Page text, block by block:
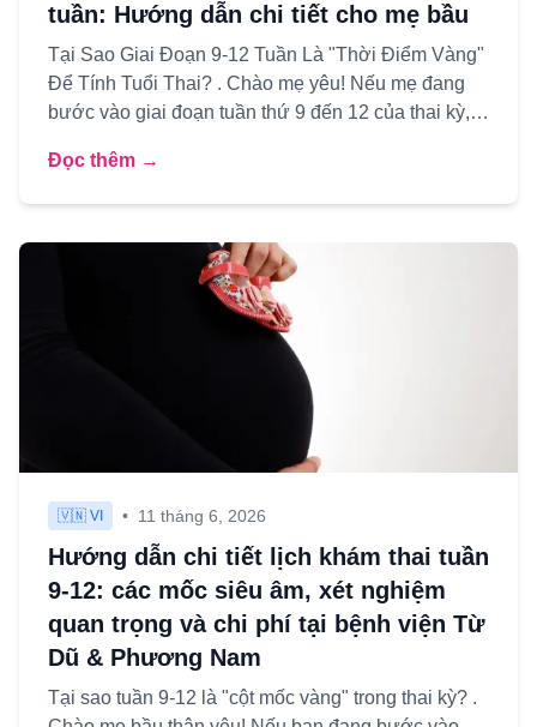
tuần: Hướng dẫn chi tiết cho mẹ bầu
Tại Sao Giai Đoạn 9-12 Tuần Là "Thời Điểm Vàng"
Để Tính Tuổi Thai? . Chào mẹ yêu! Nếu mẹ đang
bước vào giai đoạn tuần thứ 9 đến 12 của thai kỳ,
Đọc thêm →
🇻🇳 VI • 11 tháng 6, 2026
Hướng dẫn chi tiết lịch khám thai tuần
9-12: các mốc siêu âm, xét nghiệm
quan trọng và chi phí tại bệnh viện Từ
Dũ & Phương Nam
Tại sao tuần 9-12 là "cột mốc vàng" trong thai kỳ? .